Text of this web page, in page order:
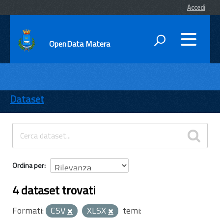
Accedi
OpenData Matera
ENTI
TEMI
INFORMAZIONI
Dataset
Ordina per
4 dataset trovati
Formati: CSV XLSX
temi: